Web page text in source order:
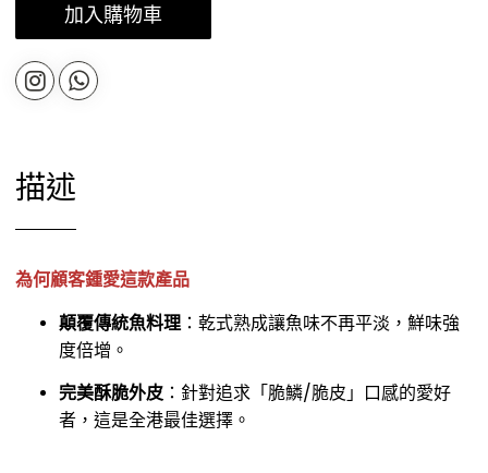
加入購物車
描述
為何顧客鍾愛這款產品
顛覆傳統魚料理：乾式熟成讓魚味不再平淡，鮮味強
度倍增。
完美酥脆外皮 ：針對追求「脆鱗/脆皮」口感的愛好
者，這是全港最佳選擇。